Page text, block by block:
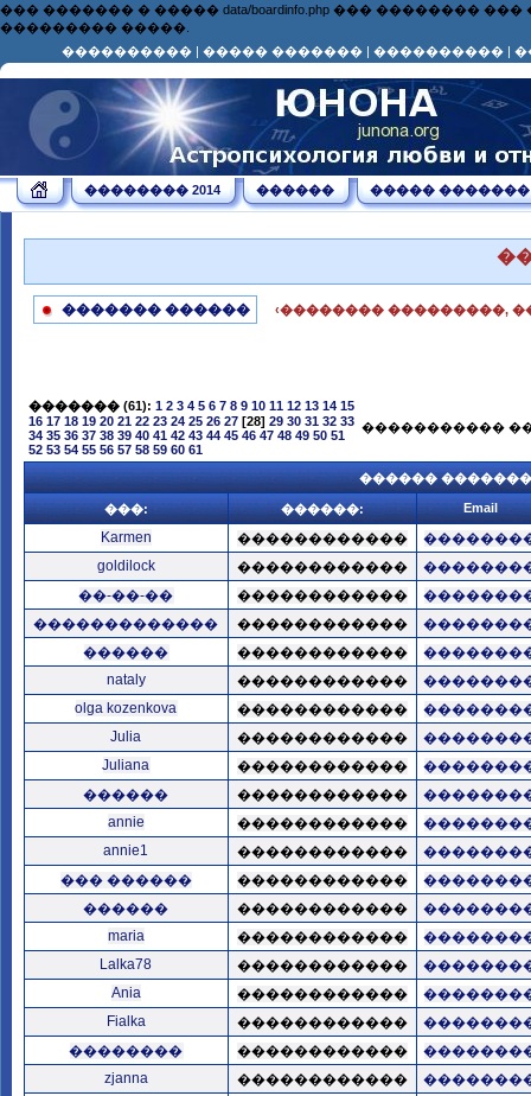
��� ������� � ����� data/boardinfo.php ���
��������� �����.
���������� | ����� ������� | ���������� |
�������� 2014 ������ ����� �������
������� ������ ‹�������� ���������,
������� (61): 1 2 3 4 5 6 7 8 9 10 11 12 13 14 15
16 17 18 19 20 21 22 23 24 25 26 27 [28] 29 30 31 32 33
34 35 36 37 38 39 40 41 42 43 44 45 46 47 48 49 50 51
52 53 54 55 56 57 58 59 60 61
�����������
������
���: ������: Email
Karmen ������������
goldilock
������������
��-��-��
������������
�������������
������������
������
������������
nataly
������������
olga kozenkova
������������
Julia
������������
Juliana
������������
������
������������
annie
������������
annie1
������������
��� ������
������������
������
������������
maria
������������
Lalka78
������������
Ania
������������
Fialka
������������
��������
������������
zjanna
������������